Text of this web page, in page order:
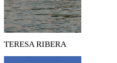
TERESA RIBERA